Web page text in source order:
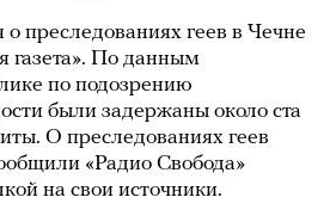
преследованиях геев в Чечне
газета». По данным
по подозрению
были задержаны около ста
О преследованиях геев
«Радио Свобода»
на свои источники.